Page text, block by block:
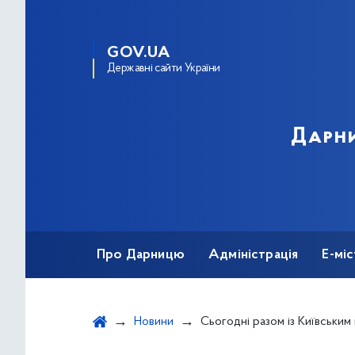
GOV.UA
Державні сайти України
Про Дарницю Адміністрація Е-
Новини Сьогодні разом із Київським міським головою Віталієм Кличком відкрили дві нові